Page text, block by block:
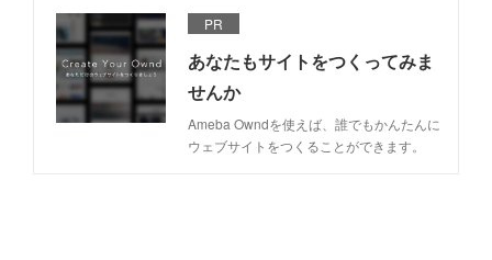
PR
あなたもサイトをつくってみま
せんか
Ameba Owndを使えば、誰でもかんたんに
ウェブサイトをつくることができます。